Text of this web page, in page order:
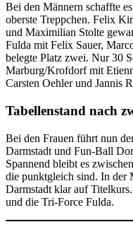
Bei den Männern schaffte
oberste Treppchen. Felix
und Maximilian Stolte
Fulda mit Felix Sauer,
belegte Platz zwei. Nur 30
Marburg/Krofdorf mit
Carsten Oehler und Jannis
Tabellenstand nach
Bei den Frauen führt nun
Darmstadt und Fun-Ball
Spannend bleibt es
die punktgleich sind. In der
Darmstadt klar auf
und die Tri-Force Fulda.